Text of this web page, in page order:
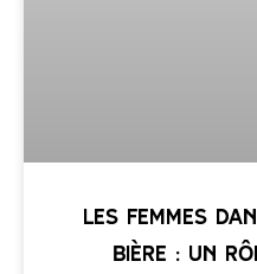
Les femmes
bière : un